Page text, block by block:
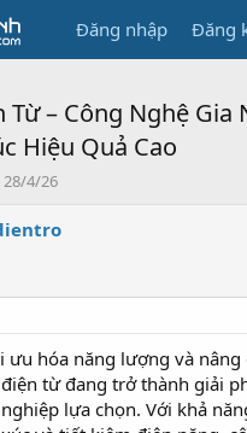
Đăng nhập Đăng
– Công Nghệ Gia
Hiệu Quả Cao
N
à
28/4/26
ưu hóa năng lượng và nâng
từ đang trở thành giải
lựa chọn. Với khả